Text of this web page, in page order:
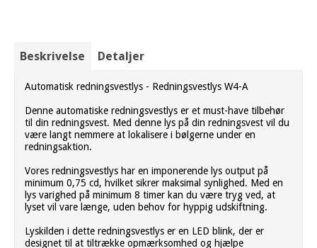
Beskrivelse Detaljer
Automatisk redningsvestlys - Redningsvestlys W4-A
Denne automatiske redningsvestlys er et must-have tilbehør
til din redningsvest. Med denne lys på din redningsvest vil du
være langt nemmere at lokalisere i bølgerne under en
redningsaktion.
Vores redningsvestlys har en imponerende lys output på
minimum 0,75 cd, hvilket sikrer maksimal synlighed. Med en
lys varighed på minimum 8 timer kan du være tryg ved, at
lyset vil vare længe, uden behov for hyppig udskiftning.
Lyskilden i dette redningsvestlys er en LED blink, der er
designet til at tiltrække opmærksomhed og hjælpe